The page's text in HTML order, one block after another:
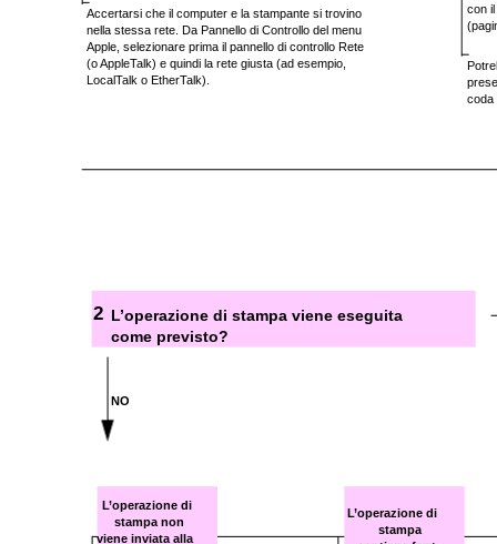
Accertarsi che il computer e la stampante si trovino
nella stessa rete. Da Pannello di Controllo del menu
Apple, selezionare prima il pannello di controllo Rete
(o AppleTalk) e quindi la rete giusta (ad esempio,
LocalTalk o EtherTalk).
con
coda
2 L’operazione di stampa viene eseguita
come previsto?
L’operazione di
stampa non
viene inviata alla
L’operazione di
stampa
NO